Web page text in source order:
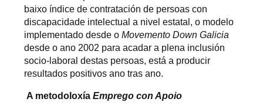
baixo índice de contratación de persoas con
discapacidade intelectual a nivel estatal, o modelo
implementado desde oMovemento Down Galicia
desde o ano 2002 para acadar a plena inclusión
socio-laboral destas persoas, está a producir
resultados positivos ano tras ano.
A metodoloxíaEmprego con Apoio